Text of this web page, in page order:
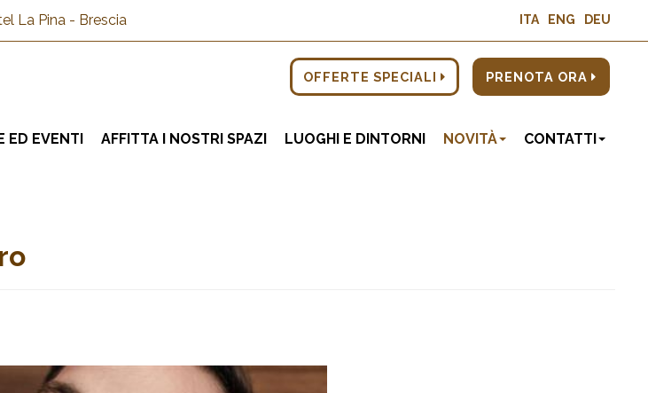
La Pina - Brescia ITA ENG DEU
OFFERTE SPECIALI PRENOTA ORA
ED EVENTI AFFITTA I NOSTRI SPAZI LUOGHI E DINTORNI NOVITÀ CONTATTI